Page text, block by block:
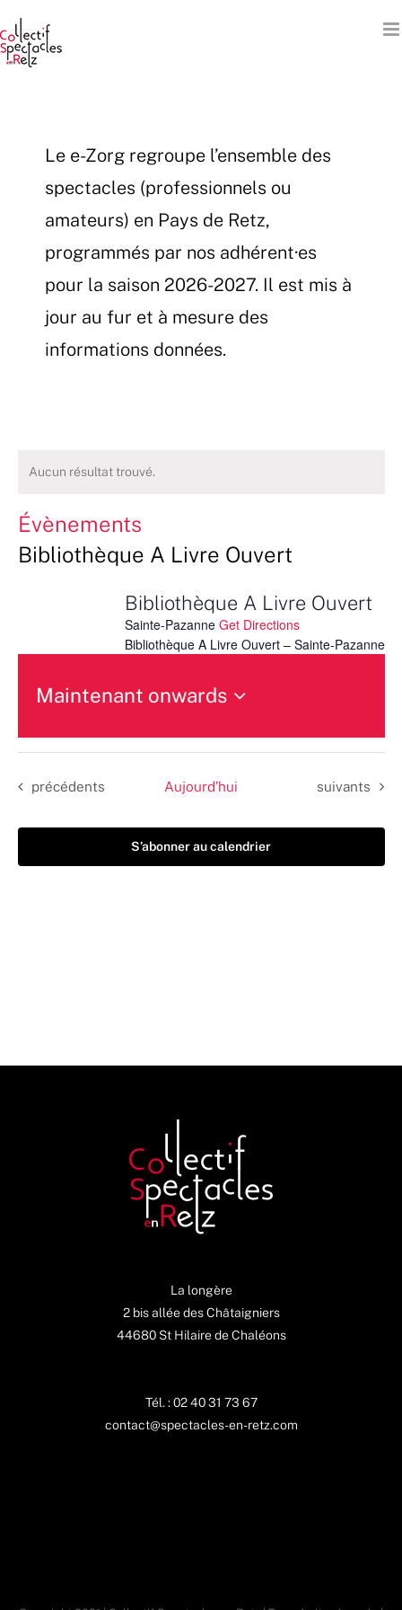
au
contenu
Le e-Zorg regroupe l’ensemble des
spectacles (professionnels ou
amateurs) en Pays de Retz,
programmés par nos adhérent·es
pour la saison 2026-2027. Il est mis à
jour au fur et à mesure des
informations données.
Aucun résultat trouvé.
Évènements
Bibliothèque A Livre Ouvert
Bibliothèque A Livre Ouvert
Sainte-Pazanne Get Directions
Bibliothèque A Livre Ouvert – Sainte-Pazanne
Maintenant onwards
une
date.
Évènements
précédents Aujourd’hui Évènements
suivants
S’abonner au calendrier
La longère
2 bis allée des Châtaigniers
44680 St Hilaire de Chaléons
Tél. : 02 40 31 73 67
contact@spectacles-en-retz.com